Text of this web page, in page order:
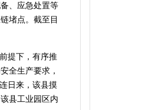
、应急处置等
堵点。截至目
提下，有序推
全生产要求，
日来，该县摸
县工业园区内